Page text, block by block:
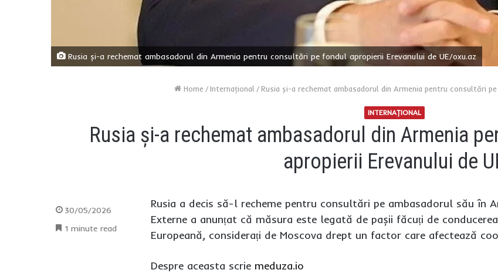
Rusia și-a rechemat ambasadorul din Armenia pentru consultări pe fondul apropierii Erevanului de UE/oxu.az
Home / Internaţional / Rusia și-a rechemat ambasadorul din Armenia pentru consultări pe
INTERNAŢIONAL
Rusia și-a rechemat ambasadorul din Armenia
apropierii Erevanului de
Rusia a decis să-l recheme pentru consultări pe ambasadorul său în
Externe a anunțat că măsura este legată de pașii făcuți de
Europeană, considerați de Moscova drept un factor care afectează
Despre aceasta scrie meduza.io
30/05/2026
1 minute read